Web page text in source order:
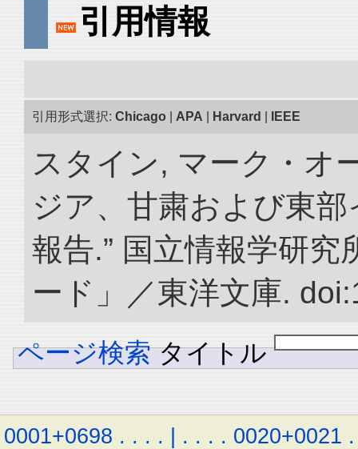
引用情報
引用形式選択: Chicago APA Harvard IEEE
スタイン, マーク・オ
ジア、甘粛および東
報告.” 国立情報学研
ード」／東洋文庫.
ページ検索 タイトル
0001+0698 . . . . | . . . . 0020+0021 .